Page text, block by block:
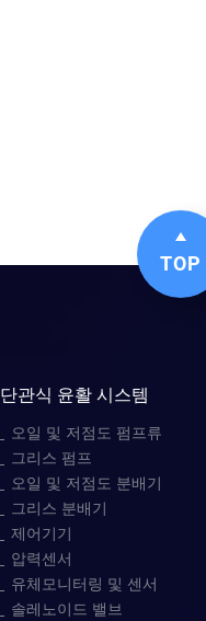
TOP
단관식 윤활 시스템
오일 및 저점도 펌프류
그리스 펌프
오일 및 저점도 분배기
그리스 분배기
제어기기
압력센서
유체모니터링 및 센서
솔레노이드 밸브